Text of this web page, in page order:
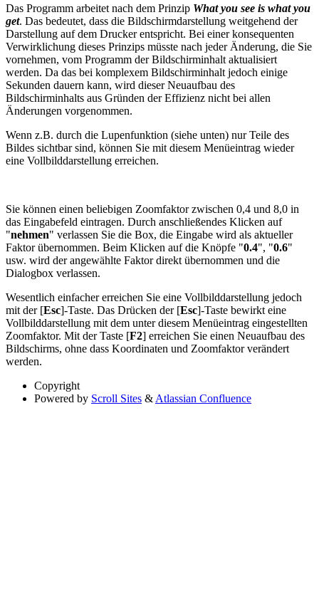
Das Programm arbeitet nach dem Prinzip What you see is what you
get. Das bedeutet, dass die Bildschirmdarstellung weitgehend der
Darstellung auf dem Drucker entspricht. Bei einer konsequenten
Verwirklichung dieses Prinzips müsste nach jeder Änderung, die Sie
vornehmen, vom Programm der Bildschirminhalt aktualisiert
werden. Da das bei komplexem Bildschirminhalt jedoch einige
Sekunden dauern kann, wird dieser Neuaufbau des
Bildschirminhalts aus Gründen der Effizienz nicht bei allen
Änderungen vorgenommen.
Wenn z.B. durch die Lupenfunktion (siehe unten) nur Teile des
Bildes sichtbar sind, können Sie mit diesem Menüeintrag wieder
eine Vollbilddarstellung erreichen.
Sie können einen beliebigen Zoomfaktor zwischen 0,4 und 8,0 in
das Eingabefeld eintragen. Durch anschließendes Klicken auf
"nehmen" verlassen Sie die Box, die Eingabe wird als aktueller
Faktor übernommen. Beim Klicken auf die Knöpfe "0.4", "0.6"
usw. wird der angewählte Faktor direkt übernommen und die
Dialogbox verlassen.
Wesentlich einfacher erreichen Sie eine Vollbilddarstellung jedoch
mit der [Esc]-Taste. Das Drücken der [Esc]-Taste bewirkt eine
Vollbilddarstellung mit dem unter diesem Menüeintrag eingestellten
Zoomfaktor. Mit der Taste [F2] erreichen Sie einen Neuaufbau des
Bildschirms, ohne dass Koordinaten und Zoomfaktor verändert
werden.
Copyright
Powered by Scroll Sites & Atlassian Confluence